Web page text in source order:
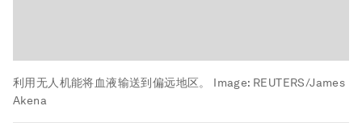
利用无人机能将血液输送到偏远地区。 Image: REUTERS/James
Akena